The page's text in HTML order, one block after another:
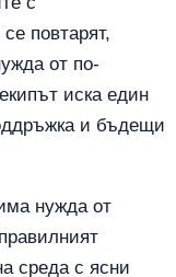
повтарят,
от по-
иска един
и бъдещи
нужда от
среда с ясни